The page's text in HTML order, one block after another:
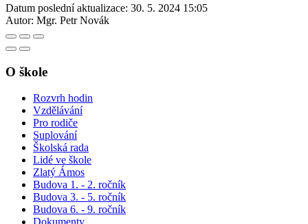
Datum poslední aktualizace: 30. 5. 2024 15:05
Autor: Mgr. Petr Novák
O škole
Rozvrh hodin
Vzdělávání
Pro rodiče
Suplování
Školská rada
Lidé ve škole
Zlatý Ámos
Budova 1. - 2. ročník
Budova 3. - 5. ročník
Budova 6. - 9. ročník